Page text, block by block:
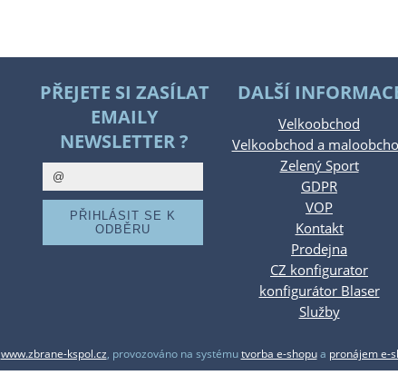
PŘEJETE SI ZASÍLAT
EMAILY
NEWSLETTER ?
DALŠÍ
Velkoobchod
Velkoobchod a
Zelený Sport
GDPR
VOP
Kontakt
Prodejna
CZ konfigurator
konfigurátor Blaser
Služby
www.zbrane-kspol.cz, provozováno na systémutvorba e-shopua pronájem e-